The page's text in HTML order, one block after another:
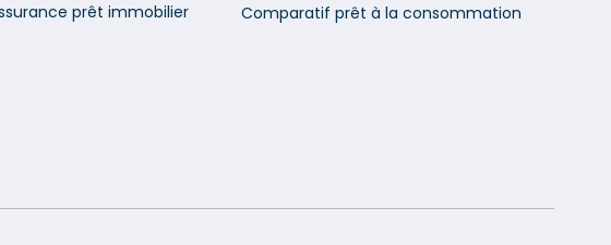
prêt immobilier
Comparatif prêt à la consommation